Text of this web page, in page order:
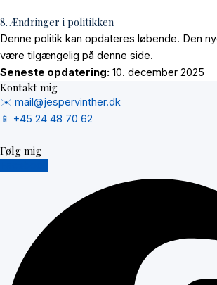
8. Ændringer i politikken
Denne politik kan opdateres løbende. Den
være tilgængelig på denne side.
Seneste opdatering: 10. december 2025
Kontakt mig
✉️ mail@jespervinther.dk
📱 +45 24 48 70 62
Følg mig